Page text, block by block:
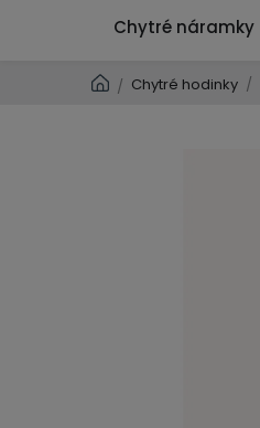
Chytré náramky
Domů
/ Chytré hodinky /